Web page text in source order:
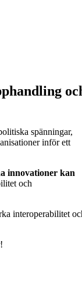
spänningar,
inför ett
innovationer kan
och
interoperabilitet